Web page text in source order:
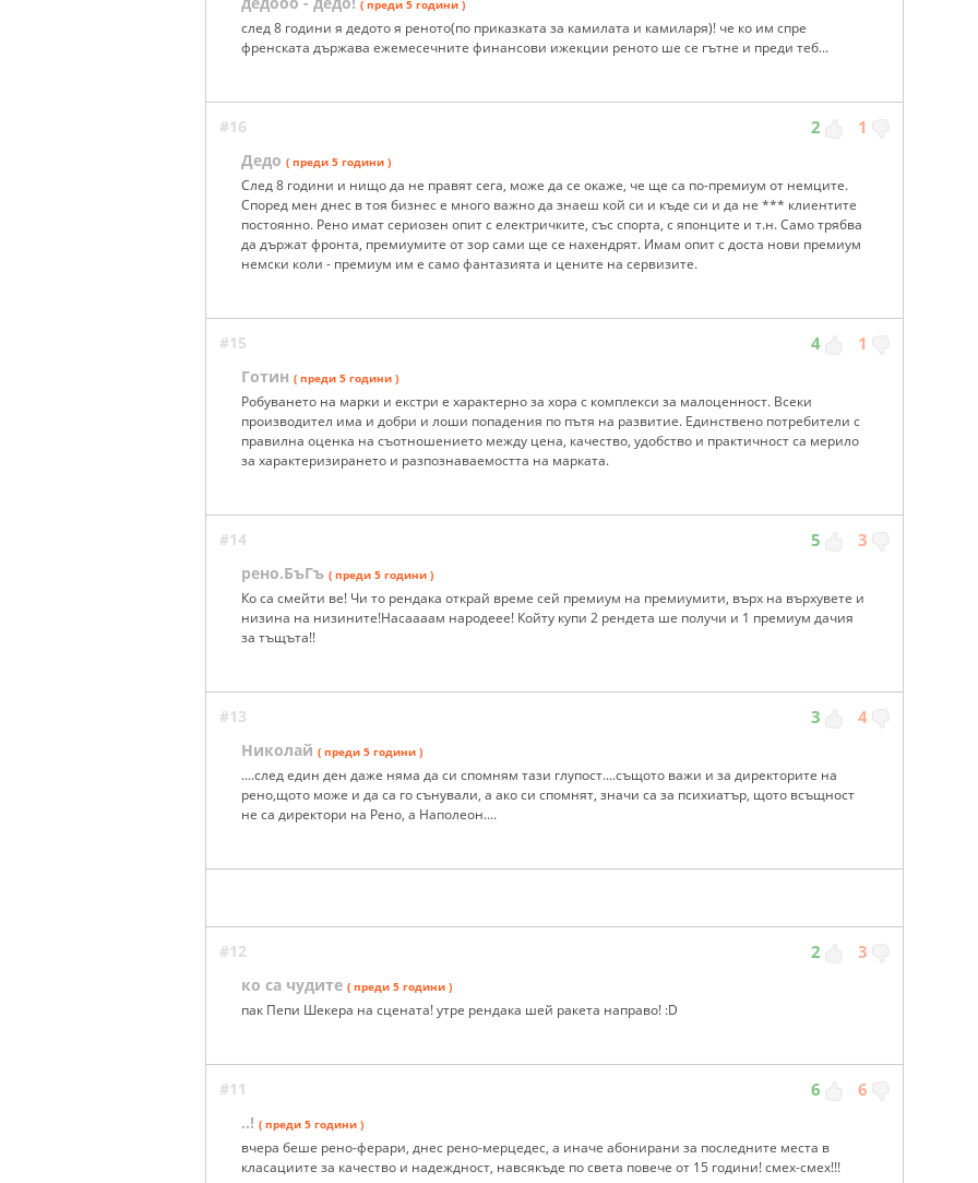
( преди 5 години )
след 8 години я дедото я реното(по приказката за камилата и камиларя)! че ко им спре
френската държава ежемесечните финансови ижекции реното ше се гътне и преди теб...
#16 2 1
Дедо ( преди 5 години )
След 8 години и нищо да не правят сега, може да се окаже, че ще са по-премиум от немците.
Според мен днес в тоя бизнес е много важно да знаеш кой си и къде си и да не *** клиентите
постоянно. Рено имат сериозен опит с електричките, със спорта, с японците и т.н. Само трябва
да държат фронта, премиумите от зор сами ще се нахендрят. Имам опит с доста нови премиум
немски коли - премиум им е само фантазията и цените на сервизите.
#15 4 1
Готин ( преди 5 години )
Робуването на марки и екстри е характерно за хора с комплекси за малоценност. Всеки
производител има и добри и лоши попадения по пътя на развитие. Единствено потребители с
правилна оценка на съотношението между цена, качество, удобство и практичност са мерило
за характеризирането и разпознаваемостта на марката.
#14 5 3
рено.БъГъ ( преди 5 години )
Ко са смейти ве! Чи то рендака открай време сей премиум на премиумити, върх на върхувете и
низина на низините!Насаааам народеее! Койту купи 2 рендета ше получи и 1 премиум дачия
за тъщъта!!
#13 3 4
Николай ( преди 5 години )
....след един ден даже няма да си спомням тази глупост....същото важи и за директорите на
рено,щото може и да са го сънували, а ако си спомнят, значи са за психиатър, щото всъщност
не са директори на Рено, а Наполеон....
#12 2 3
ко са чудите ( преди 5 години )
пак Пепи Шекера на сцената! утре рендака шей ракета направо! :D
#11 6 6
..! ( преди 5 години )
вчера беше рено-ферари, днес рено-мерцедес, а иначе абонирани за последните места в
класациите за качество и надеждност, навсякъде по света повече от 15 години! смех-смех!!!